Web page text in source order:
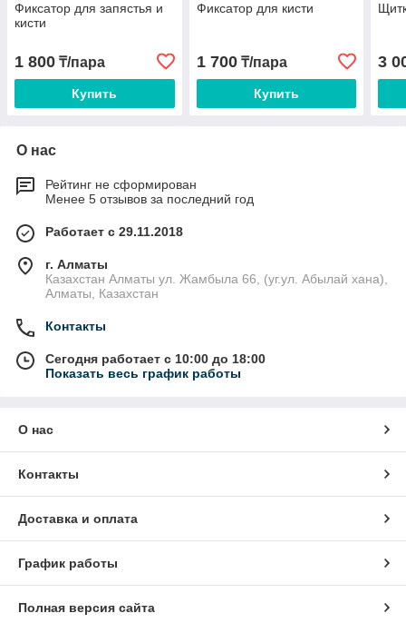
Фиксатор для запястья и
кисти
1 800 ₸/пара
Купить
Фиксатор для кисти
1 700₸/пара
Купить
3
О нас
Рейтинг не сформирован
Менее 5 отзывов за последний год
Работает с 29.11.2018
г. Алматы
Казахстан Алматы ул. Жамбыла 66, (уг.ул. Абылай хана),
Алматы, Казахстан
Контакты
Сегодня работает с 10:00 до 18:00
Показать весь график работы
О нас
Контакты
Доставка и оплата
График работы
Полная версия сайта